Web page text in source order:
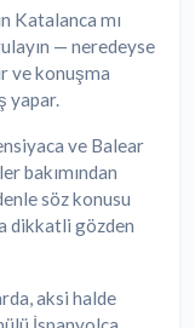
Katalanca mı
— neredeyse
ve konuşma
yapar.
ve Balear
bakımından
söz konusu
dikkatli gözden
aksi halde